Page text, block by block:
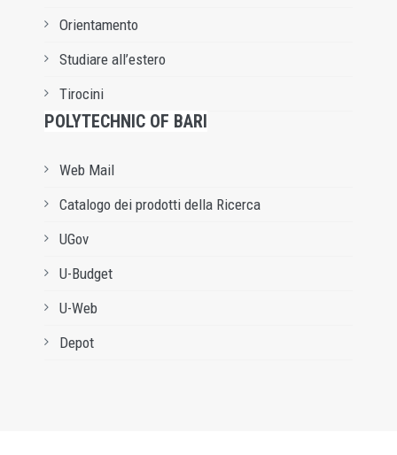
Orientamento
Studiare all’estero
Tirocini
POLYTECHNIC OF BARI
Web Mail
Catalogo dei prodotti della Ricerca
UGov
U-Budget
U-Web
Depot